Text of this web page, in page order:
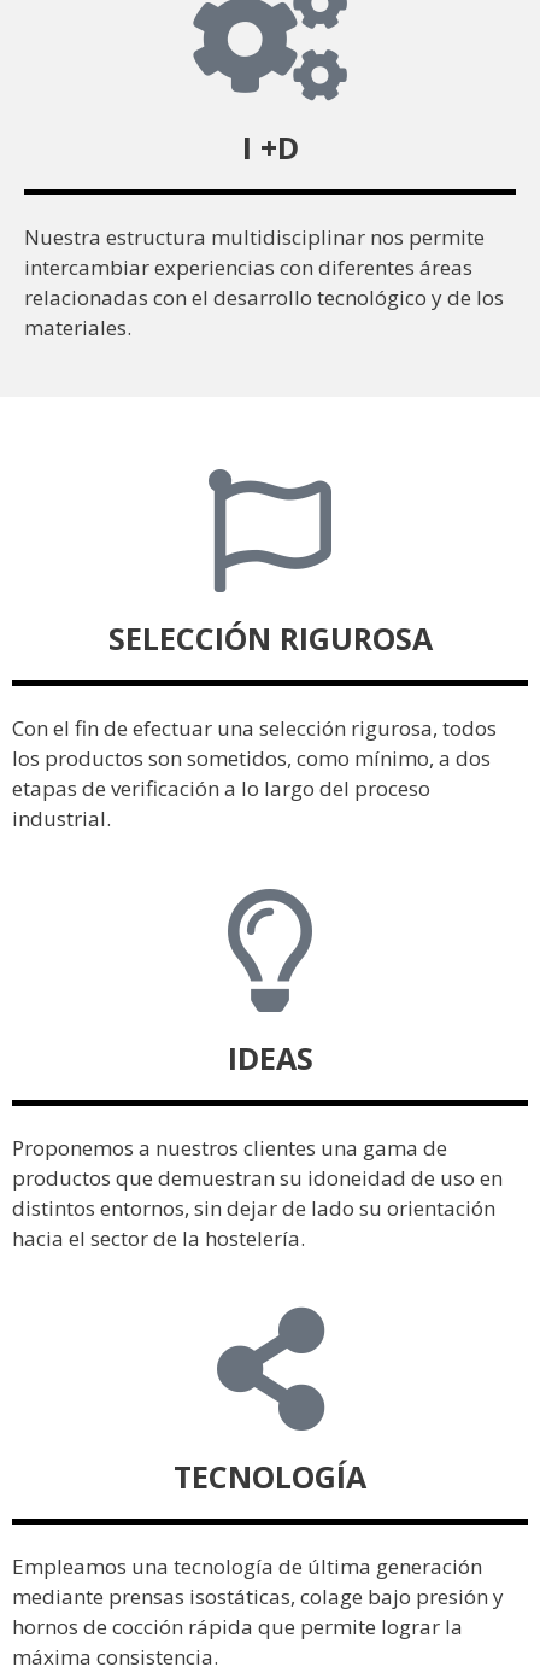
I +D
Nuestra estructura multidisciplinar nos permite
intercambiar experiencias con diferentes áreas
relacionadas con el desarrollo tecnológico y de los
materiales.
SELECCIÓN RIGUROSA
Con el fin de efectuar una selección rigurosa, todos
los productos son sometidos, como mínimo, a dos
etapas de verificación a lo largo del proceso
industrial.
IDEAS
Proponemos a nuestros clientes una gama de
productos que demuestran su idoneidad de uso en
distintos entornos, sin dejar de lado su orientación
hacia el sector de la hostelería.
TECNOLOGÍA
Empleamos una tecnología de última generación
mediante prensas isostáticas, colage bajo presión y
hornos de cocción rápida que permite lograr la
máxima consistencia.